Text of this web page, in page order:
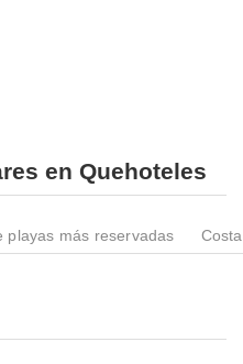
en Quehoteles
playas más reservadas